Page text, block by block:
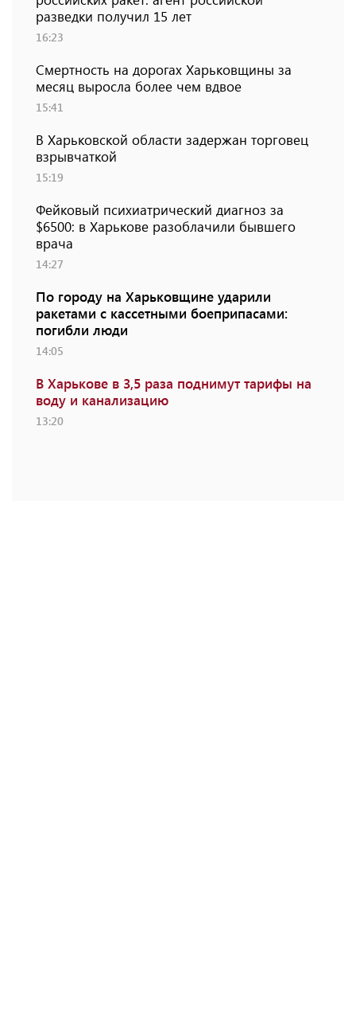
разведки получил 15 лет
16:23
Смертность на дорогах Харьковщины за
месяц выросла более чем вдвое
15:41
В Харьковской области задержан торговец
взрывчаткой
15:19
Фейковый психиатрический диагноз за
$6500: в Харькове разоблачили бывшего
врача
14:27
По городу на Харьковщине ударили
ракетами с кассетными боеприпасами:
погибли люди
14:05
В Харькове в 3,5 раза поднимут тарифы на
воду и канализацию
13:20